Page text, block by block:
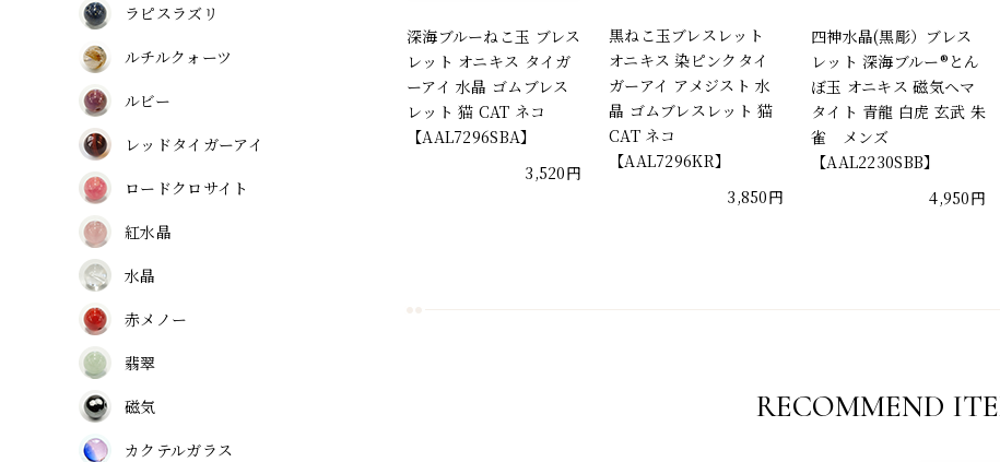
深海ブルーねこ玉 ブレス
レット オニキス タイガ
ーアイ 水晶 ゴムブレス
レット 猫 CAT ネコ
【AAL7296SBA】
3,520円
黒ねこ玉ブレスレット
オニキス 染ピンクタイ
ガーアイ アメジスト 水
晶 ゴムブレスレット 猫
CAT ネコ
【AAL7296KR】
3,850円
四神水晶(黒彫）ブレス
レット 深海ブルー®とん
ぼ玉 オニキス 磁気ヘマ
タイト 青龍 白虎 玄武 朱
雀 メンズ
【AAL2230SBB】
4,950円
RECOMMEND
ラピスラズリ
ルチルクォーツ
ルビー
レッドタイガーアイ
ロードクロサイト
紅水晶
水晶
赤メノー
翡翠
磁気
カクテルガラス